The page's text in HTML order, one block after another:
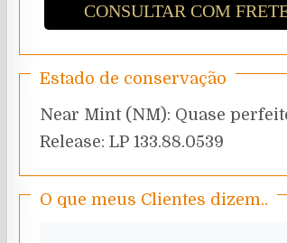
CONSULTAR COM
Estado de conservação
Near Mint (NM): Quase
Release: LP 133.88.0539
O que meus Clientes dizem..